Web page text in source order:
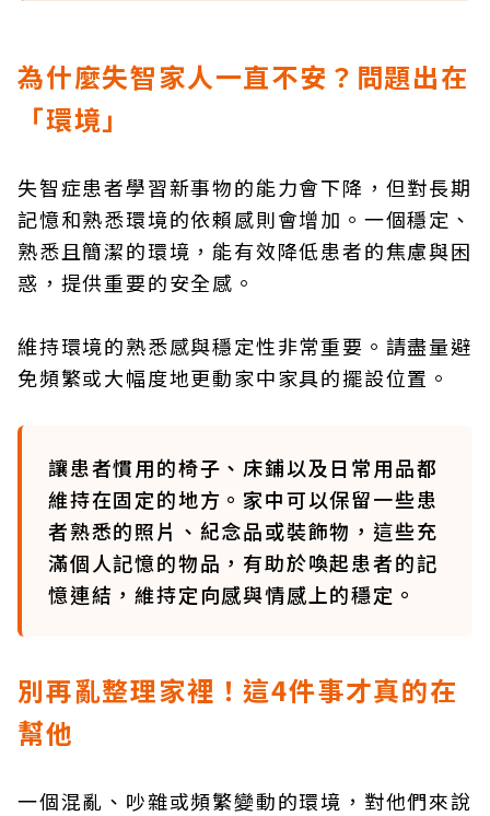
為什麼失智家人一直不安？問題出在
「環境」
失智症患者學習新事物的能力會下降，但對長期
記憶和熟悉環境的依賴感則會增加。一個穩定、
熟悉且簡潔的環境，能有效降低患者的焦慮與困
惑，提供重要的安全感。
維持環境的熟悉感與穩定性非常重要。請盡量避
免頻繁或大幅度地更動家中家具的擺設位置。
讓患者慣用的椅子、床鋪以及日常用品都
維持在固定的地方。家中可以保留一些患
者熟悉的照片、紀念品或裝飾物，這些充
滿個人記憶的物品，有助於喚起患者的記
憶連結，維持定向感與情感上的穩定。
別再亂整理家裡！這4件事才真的在
幫他
一個混亂、吵雜或頻繁變動的環境，對他們來說